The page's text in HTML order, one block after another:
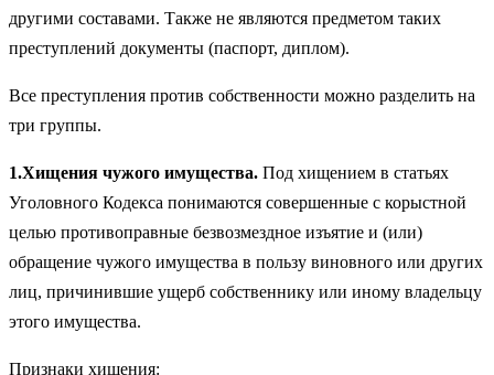
другими составами. Также не являются предметом таких
преступлений документы (паспорт, диплом).
Все преступления против собственности можно разделить на
три группы.
1.Хищения чужого имущества. Под хищением в статьях
Уголовного Кодекса понимаются совершенные с корыстной
целью противоправные безвозмездное изъятие и (или)
обращение чужого имущества в пользу виновного или других
лиц, причинившие ущерб собственнику или иному владельцу
этого имущества.
Признаки хищения: